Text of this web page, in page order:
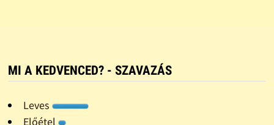
MI A KEDVENCED? - SZAVAZÁS
Leves
Előétel